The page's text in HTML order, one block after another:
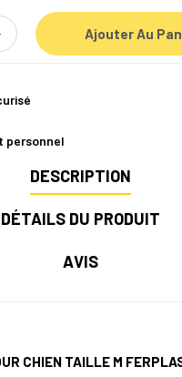
Ajouter Au
personnel
DESCRIPTION
DÉTAILS DU PRODUIT
AVIS
CHIEN TAILLE M